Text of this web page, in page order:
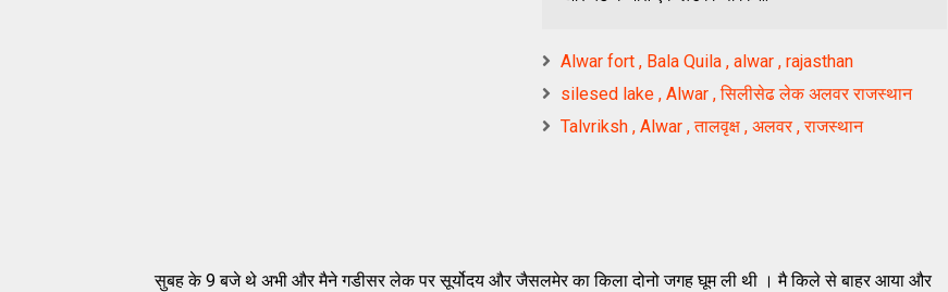
Alwar fort , Bala Quila , alwar , rajasthan
silesed lake , Alwar , सिलीसेढ लेक अलवर राजस्थान
Talvriksh , Alwar , तालवृक्ष , अलवर , राजस्थान
सुबह के 9 बजे थे अभी और मैने गडीसर लेक पर सूर्योदय और जैसलमेर का किला दोनो जगह घूम ली थी । मै किले से बाहर आया और